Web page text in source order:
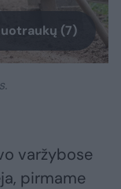
(7)
varžybose
pirmame